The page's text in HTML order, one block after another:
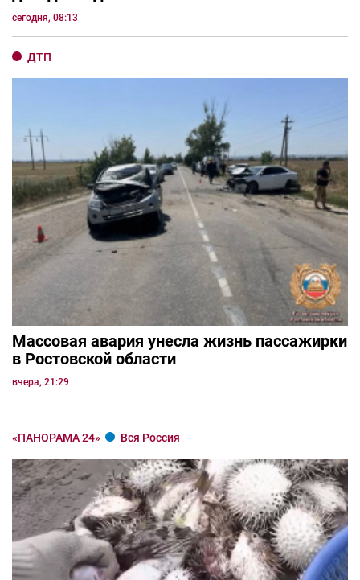
сегодня, 08:13
ДТП
Массовая авария унесла жизнь пассажирки
в Ростовской области
вчера, 21:29
«ПАНОРАМА 24» Вся Россия